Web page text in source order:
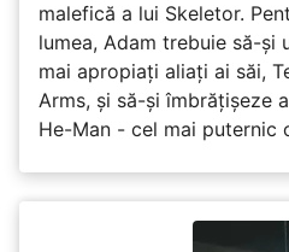
malefică a lui Skeletor.
lumea, Adam trebuie să-și
mai apropiați aliați ai săi,
Arms, și să-și îmbrățișeze
He-Man - cel mai puternic